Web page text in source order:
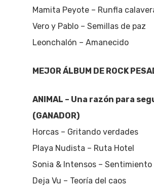
Mamita Peyote – Runfla
Vero y Pablo – Semillas de paz
Leonchalón – Amanecido
MEJOR ÁLBUM DE ROCK
ANIMAL – Una razón para
(GANADOR)
Horcas – Gritando verdades
Playa Nudista – Ruta Hotel
Sonia & Intensos – Sentimiento
Deja Vu – Teoría del caos